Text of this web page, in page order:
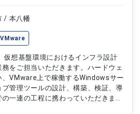
/ 本八幡
VMware
仮想基盤環境におけるインフラ設計
務をご担当いただきます。ハードウェ
、VMware上で稼働するWindowsサー
ブ管理ツールの設計、構築、検証、導
の一連の工程に携わっていただきま